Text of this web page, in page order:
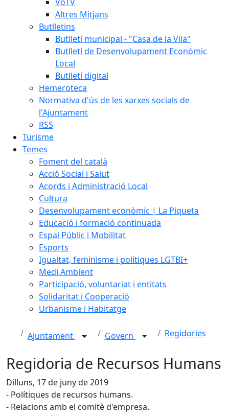
Altres Mitjans
Butlletins
Butlletí municipal - "Casa de la Vila"
Butlletí de Desenvolupament Econòmic
Local
Butlletí digital
Hemeroteca
Normativa d'ús de les xarxes socials de
l'Ajuntament
RSS
Turisme
Temes
Foment del català
Acció Social i Salut
Acords i Administració Local
Cultura
Desenvolupament econòmic | La Piqueta
Educació i formació continuada
Espai Públic i Mobilitat
Esports
Igualtat, feminisme i polítiques LGTBI+
Medi Ambient
Participació, voluntariat i entitats
Solidaritat i Cooperació
Urbanisme i Habitatge
Ajuntament Govern Regidories
Regidoria de Recursos Humans
Dilluns, 17 de juny de 2019
- Polítiques de recursos humans.
- Relacions amb el comitè d'empresa.